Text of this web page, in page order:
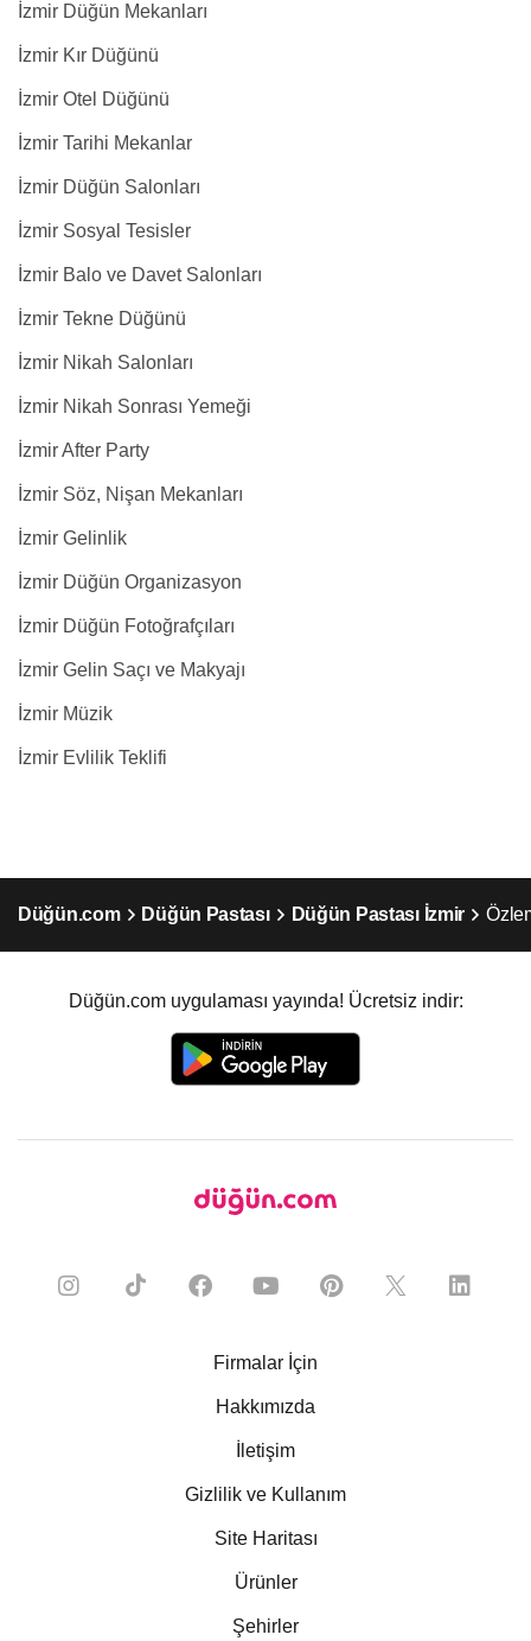
İzmir Düğün Mekanları
İzmir Kır Düğünü
İzmir Otel Düğünü
İzmir Tarihi Mekanlar
İzmir Düğün Salonları
İzmir Sosyal Tesisler
İzmir Balo ve Davet Salonları
İzmir Tekne Düğünü
İzmir Nikah Salonları
İzmir Nikah Sonrası Yemeği
İzmir After Party
İzmir Söz, Nişan Mekanları
İzmir Gelinlik
İzmir Düğün Organizasyon
İzmir Düğün Fotoğrafçıları
İzmir Gelin Saçı ve Makyajı
İzmir Müzik
İzmir Evlilik Teklifi
Düğün.com Düğün Pastası Düğün Pastası İzmir
Düğün.com uygulaması yayında! Ücretsiz indir:
Firmalar İçin
Hakkımızda
İletişim
Gizlilik ve Kullanım
Site Haritası
Ürünler
Şehirler